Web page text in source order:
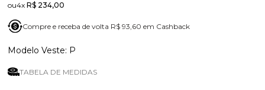
4xR$ 234,00
Compre e receba de volta R$ 93,60 em Cashback
P
TABELA DE MEDIDAS